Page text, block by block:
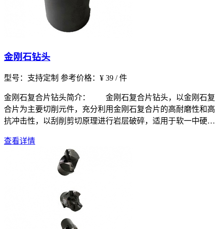
金刚石钻头
型号：支持定制 参考价格：¥ 39 / 件
金刚石复合片钻头简介： 金刚石复合片钻头，以金刚石复
合片为主要切削元件，充分利用金刚石复合片的高耐磨性和高
抗冲击性，以刮削剪切原理进行岩层破碎，适用于软一中硬地
查看详情